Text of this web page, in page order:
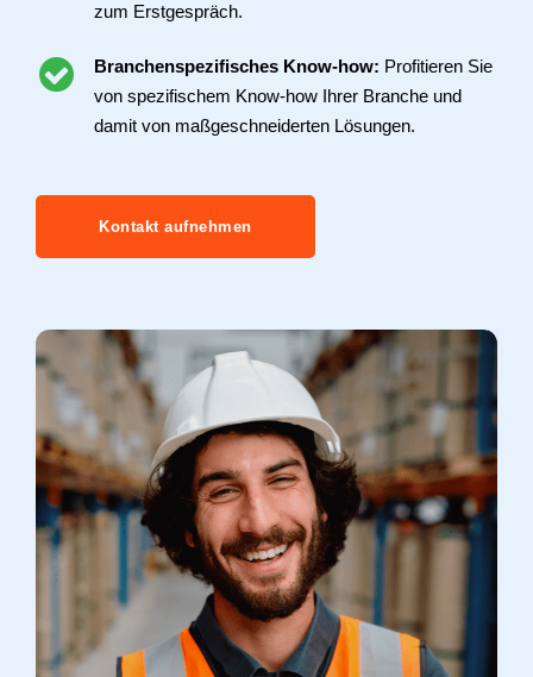
zum Erstgespräch.
Branchenspezifisches Know-how: Profitieren Sie
von spezifischem Know-how Ihrer Branche und
damit von maßgeschneiderten Lösungen.
Kontakt aufnehmen